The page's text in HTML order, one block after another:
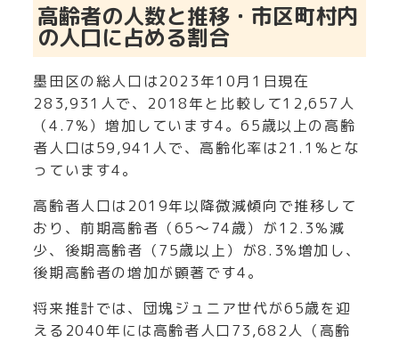
高齢者の人数と推移・市区町村内
の人口に占める割合
墨田区の総人口は2023年10月1日現在
283,931人で、2018年と比較して12,657人
（4.7%）増加しています4。65歳以上の高齢
者人口は59,941人で、高齢化率は21.1%とな
っています4。
高齢者人口は2019年以降微減傾向で推移して
おり、前期高齢者（65～74歳）が12.3%減
少、後期高齢者（75歳以上）が8.3%増加し、
後期高齢者の増加が顕著です4。
将来推計では、団塊ジュニア世代が65歳を迎
える2040年には高齢者人口73,682人（高齢